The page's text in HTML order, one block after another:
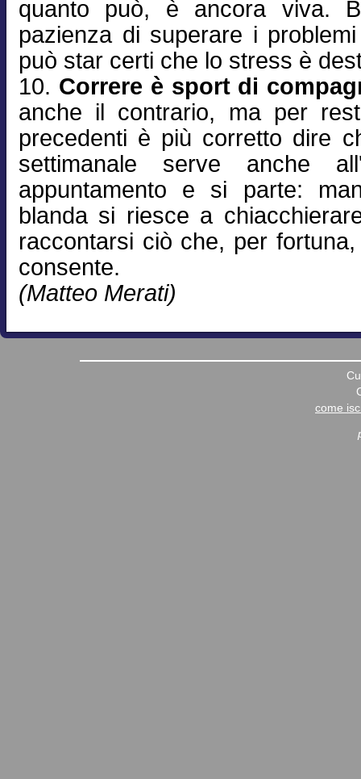
quanto può, è ancora viva.
pazienza di superare i
può star certi che lo stress è
10. Correre è sport di
anche il contrario, ma per
precedenti è più corretto dire
settimanale serve anche
appuntamento e si parte:
blanda si riesce a
raccontarsi ciò che, per
consente.
(Matteo Merati)
come